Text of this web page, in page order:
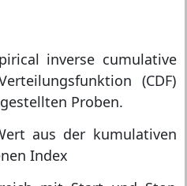
inverse cumulative
(CDF)
Proben.
aus der kumulativen
Index